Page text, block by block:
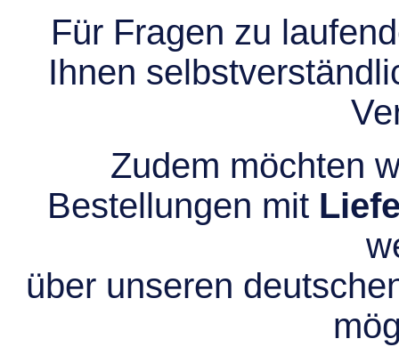
Für Fragen zu
Ihnen
Zudem möchten
Bestellungen mit
über unseren